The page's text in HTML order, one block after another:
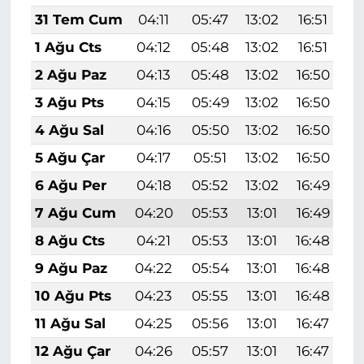
31 Tem Cum
04:11 05:47 13:02 16:51
1 Ağu Cts
04:12 05:48 13:02 16:51
2 Ağu Paz
04:13 05:48 13:02 16:50
3 Ağu Pts
04:15 05:49 13:02 16:50
4 Ağu Sal
04:16 05:50 13:02 16:50
5 Ağu Çar
04:17 05:51 13:02 16:50
6 Ağu Per
04:18 05:52 13:02 16:49
7 Ağu Cum
04:20 05:53 13:01 16:49
8 Ağu Cts
04:21 05:53 13:01 16:48
9 Ağu Paz
04:22 05:54 13:01 16:48
10 Ağu Pts
04:23 05:55 13:01 16:48
11 Ağu Sal
04:25 05:56 13:01 16:47
12 Ağu Çar
04:26 05:57 13:01 16:47